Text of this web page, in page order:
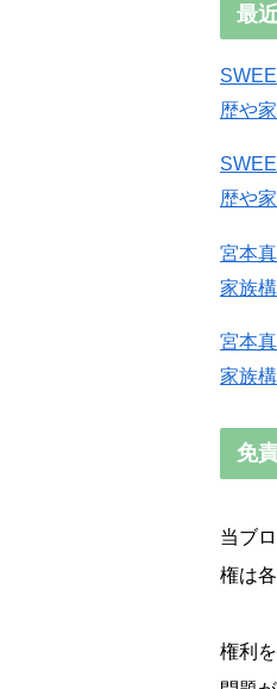
最
歴や
歴や
宮本
家族
宮本
家族
免
当ブ
権は
権利